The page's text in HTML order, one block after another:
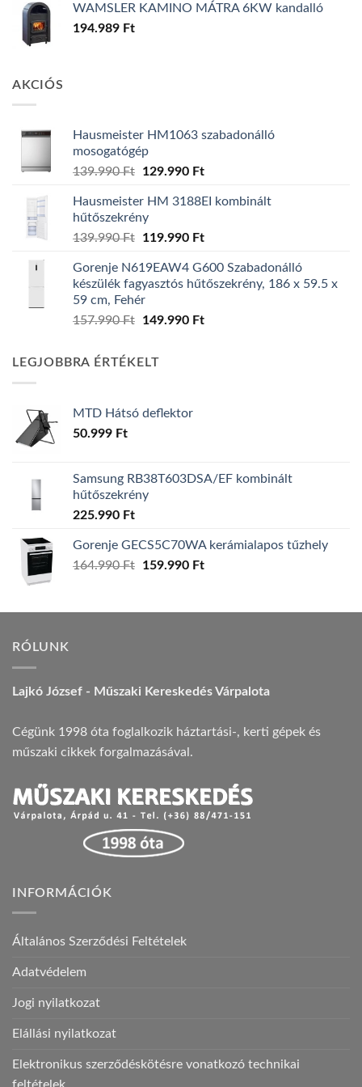
WAMSLER KAMINO MÁTRA 6KW kandalló
194.989 Ft
AKCIÓS
Hausmeister HM1063 szabadonálló
mosogatógép
139.990Ft
Original
was:
139.990 Ft.
129.990 FtCurrent
is:
Hausmeister HM 3188EI kombinált
hűtőszekrény
139.990Ft
Original
was:
139.990 Ft.
119.990 FtCurrent
is:
119.990 Ft.
Gorenje N619EAW4 G600 Szabadonálló
készülék fagyasztós hűtőszekrény, 186 x 59.5 x
59 cm, Fehér
157.990Ft
Original
157.990 Ft.
149.990 FtCurrent
LEGJOBBRA ÉRTÉKELT
MTD Hátsó deflektor
50.999 Ft
Samsung RB38T603DSA/EF kombinált
hűtőszekrény
225.990 Ft
Gorenje GECS5C70WA kerámialapos tűzhely
164.990Ft
Original
164.990 Ft.
159.990 FtCurrent
159.990 Ft.
RÓLUNK
Lajkó József - Műszaki Kereskedés Várpalota
Cégünk 1998 óta foglalkozik háztartási-, kerti gépek és
műszaki cikkek forgalmazásával.
INFORMÁCIÓK
Általános Szerződési Feltételek
Adatvédelem
Jogi nyilatkozat
Elállási nyilatkozat
Elektronikus szerződéskötésre vonatkozó technikai